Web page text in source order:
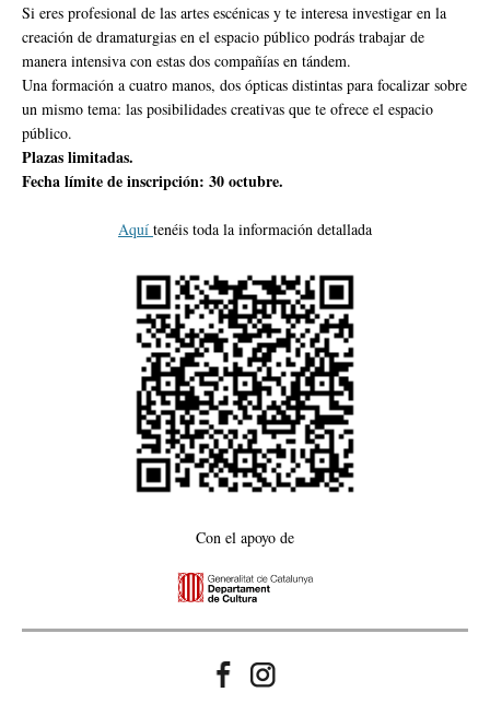
Si eres profesional de las artes escénicas y te interesa investigar en la
creación de dramaturgias en el espacio público podrás trabajar de
manera intensiva con estas dos compañías en tándem.
Una formación a cuatro manos, dos ópticas distintas para focalizar sobre
un mismo tema: las posibilidades creativas que te ofrece el espacio
público.
Plazas limitadas.
Fecha límite de inscripción: 30 octubre.
Aquí tenéis toda la información detallada
Con el apoyo de